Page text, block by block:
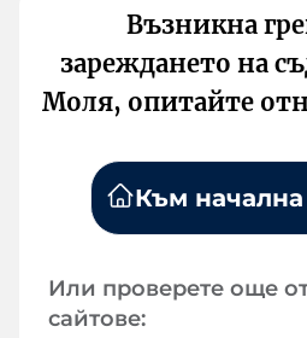
Възникна
зареждането на
Моля, опитайте
Към
Или проверете още
сайтове: